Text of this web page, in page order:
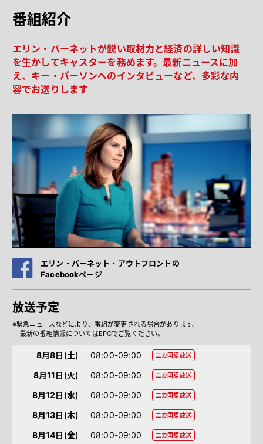
番組紹介
エリン・バーネットが鋭い取材力と経済の詳しい知識
を生かしてキャスターを務めます。最新ニュースに加
え、キー・パーソンへのインタビューなど、多彩な内
容でお送りします
エリン・バーネット・アウトフロントの
Facebookページ
放送予定
※緊急ニュースなどにより、番組が変更される場合があります。
最新の番組情報についてはEPGでご覧ください。
8月8日（土） 08:00-09:00 二カ国語放送
8月11日（火） 08:00-09:00 二カ国語放送
8月12日（水） 08:00-09:00 二カ国語放送
8月13日（木） 08:00-09:00 二カ国語放送
8月14日（金） 08:00-09:00 二カ国語放送